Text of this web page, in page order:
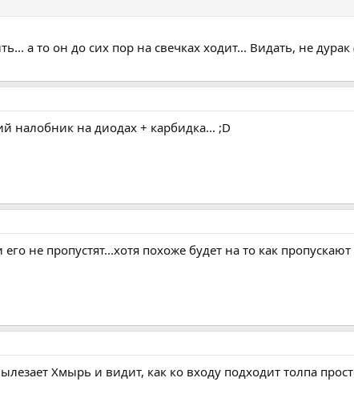
а то он до сих пор на свечках ходит... Видать, не
налобник на диодах + карбидка... ;D
не пропустят...хотя похоже будет на то как пропускают
Хмырь и видит, как ко входу подходит толпа